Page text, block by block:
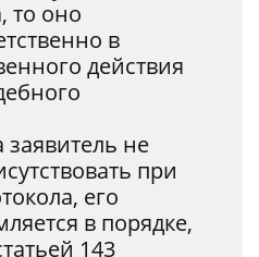
то оно
в
действия
заявитель не
при
его
в порядке,
143